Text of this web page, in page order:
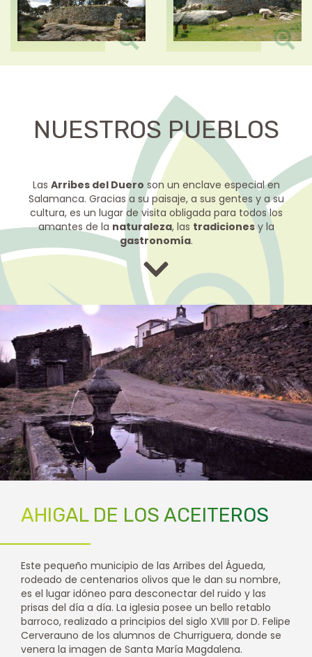
NUESTROS PUEBLOS
Las Arribes del Duero son un enclave especial en
Salamanca. Gracias a su paisaje, a sus gentes y a su
cultura, es un lugar de visita obligada para todos los
amantes de la naturaleza, las tradicionesy la
gastronomía.
AHIGAL DE LOS ACEITEROS
Este pequeño municipio de las Arribes del Águeda,
rodeado de centenarios olivos que le dan su nombre,
es el lugar idóneo para desconectar del ruido y las
prisas del día a día. La iglesia posee un bello retablo
barroco, realizado a principios del siglo XVIII por D. Felipe
Cerverauno de los alumnos de Churriguera, donde se
venera la imagen de Santa María Magdalena.